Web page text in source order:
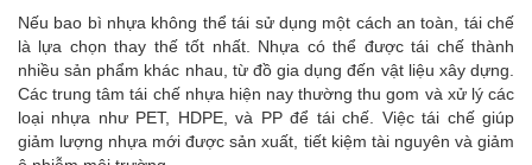
Nếu bao bì nhựa không thể tái sử dụng một cách an toàn, tái chế
là lựa chọn thay thế tốt nhất. Nhựa có thể được tái chế thành
nhiều sản phẩm khác nhau, từ đồ gia dụng đến vật liệu xây dựng.
Các trung tâm tái chế nhựa hiện nay thường thu gom và xử lý các
loại nhựa như PET, HDPE, và PP để tái chế. Việc tái chế giúp
giảm lượng nhựa mới được sản xuất, tiết kiệm tài nguyên và giảm